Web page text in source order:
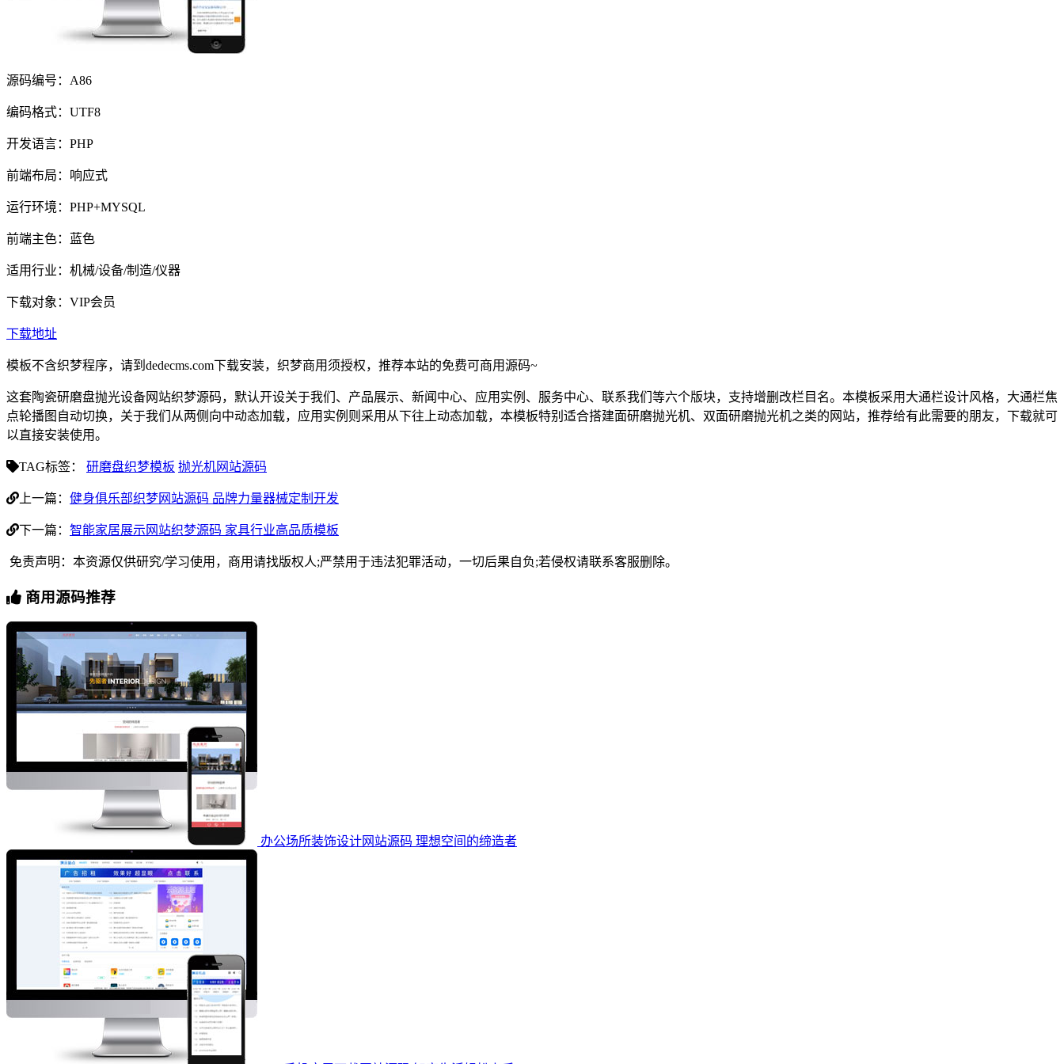
源码编号：A86
编码格式：UTF8
开发语言：PHP
前端布局：响应式
运行环境：PHP+MYSQL
前端主色：蓝色
适用行业：机械/设备/制造/仪器
下载对象：VIP会员
下载地址
模板不含织梦程序，请到dedecms.com下载安装，织梦商用须授权，推荐本站的免费可商用源码~
这套陶瓷研磨盘抛光设备网站织梦源码，默认开设关于我们、产品展示、新闻中心、应用实例、服务中心、联系我们等六个版块，支持增删改栏目名。本模板采用大通栏设计风格，大通栏焦
点轮播图自动切换，关于我们从两侧向中动态加载，应用实例则采用从下往上动态加载，本模板特别适合搭建面研磨抛光机、双面研磨抛光机之类的网站，推荐给有此需要的朋友，下载就可
以直接安装使用。
TAG标签： 研磨盘织梦模板 抛光机网站源码
上一篇： 健身俱乐部织梦网站源码 品牌力量器械定制开发
下一篇： 智能家居展示网站织梦源码 家具行业高品质模板
免责声明：本资源仅供研究/学习使用，商用请找版权人;严禁用于违法犯罪活动，一切后果自负;若侵权请联系客服删除。
商用源码推荐
办公场所装饰设计网站源码 理想空间的缔造者